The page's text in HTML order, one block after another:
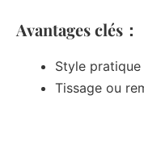
Avantages clés：
Style
Tissage ou